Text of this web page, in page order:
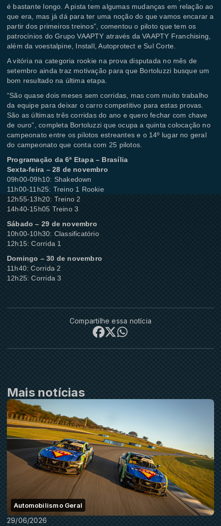
é bastante longo. A pista tem algumas mudanças em relação ao
que era, mas já dá para ter uma noção do que vamos encarar a
partir dos primeiros treinos”, comentou o piloto que tem os
patrocínios do Grupo VAAPTY através da VAAPTY Franchising,
além da voestalpine, Install, Autoprotect e Sul Corte.
A vitória na categoria rookie na prova disputada no mês de
setembro ainda traz motivação para que Bortoluzzi busque um
bom resultado na última etapa.
“São quase dois meses sem corridas, mas com muito trabalho
da equipe para deixar o carro competitivo para estas provas.
São as últimas três corridas do ano e quero fechar com chave
de ouro”, completa Bortoluzzi que ocupa a quinta colocação no
campeonato entre os pilotos estreantes e o 14º lugar no geral
do campeonato que conta com 25 pilotos.
Programação da 6ª Etapa – Brasília
Sexta-feira – 28 de novembro
09h00-09h10: Shakedown
11h00-11h25: Treino 1 Rookie
12h55-13h20: Treino 2
14h40-15h05 Treino 3
Sábado – 29 de novembro
10h00-10h30: Classificatório
12h15: Corrida 1
Domingo – 30 de novembro
11h40: Corrida 2
12h25: Corrida 3
Compartilhe essa notícia
Mais notícias
Automobilismo Geral
29/06/2026